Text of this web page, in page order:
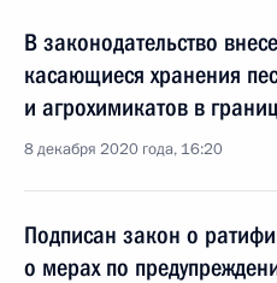
В законодательство
касающиеся хранения
и агрохимикатов в
8 декабря 2020 года, 16:20
Подписан закон о
о мерах по